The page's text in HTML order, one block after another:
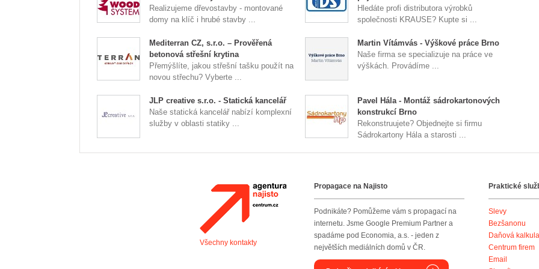
Realizujeme dřevostavby - montované
domy na klíč i hrubé stavby ...
Hledáte profi distributora výrobků
společnosti KRAUSE? Kupte si ...
Mediterran CZ, s.r.o. – Prověřená
betonová střešní krytina
Přemýšlíte, jakou střešní tašku použít na
novou střechu? Vyberte ...
Martin Vítámvás - Výškové práce Brno
Naše firma se specializuje na práce ve
výškách. Provádíme ...
JLP creative s.r.o. - Statická kancelář
Naše statická kancelář nabízí komplexní
služby v oblasti statiky ...
Pavel Hála - Montáž sádrokartonových
konstrukcí Brno
Rekonstruujete? Objednejte si firmu
Sádrokartony Hála a starosti ...
Agentura Najisto
Všechny kontakty
Propagace na Najisto
Podnikáte? Pomůžeme vám s propagací na
internetu. Jsme Google Premium Partner a
spadáme pod Economia, a.s. - jeden z
největších mediálních domů v ČR.
Praktické
Slevy
Bezšanonu
Daňová
Centrum firem
Email